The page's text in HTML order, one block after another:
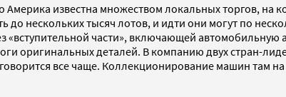
известна множеством локальных торгов, на
до нескольких тысяч лотов, и идти они могут по
части», включающей автомобильную
оригинальных деталей. В компанию двух стран-
все чаще. Коллекционирование машин там